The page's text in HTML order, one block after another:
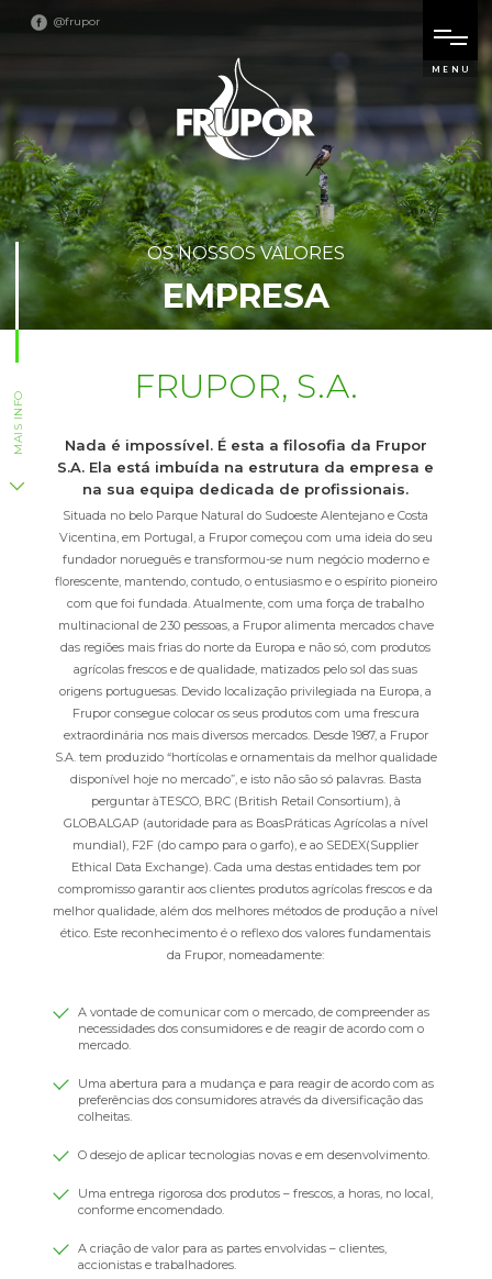
MENU
@frupor
OS NOSSOS VALORES
EMPRESA
MAIS INFO
FRUPOR, S.A.
Nada é impossível. É esta a filosofia da Frupor
S.A. Ela está imbuída na estrutura da empresa e
na sua equipa dedicada de profissionais.
Situada no belo Parque Natural do Sudoeste Alentejano e Costa
Vicentina, em Portugal, a Frupor começou com uma ideia do seu
fundador norueguês e transformou-se num negócio moderno e
florescente, mantendo, contudo, o entusiasmo e o espírito pioneiro
com que foi fundada. Atualmente, com uma força de trabalho
multinacional de 230 pessoas, a Frupor alimenta mercados chave
das regiões mais frias do norte da Europa e não só, com produtos
agrícolas frescos e de qualidade, matizados pelo sol das suas
origens portuguesas. Devido localização privilegiada na Europa, a
Frupor consegue colocar os seus produtos com uma frescura
extraordinária nos mais diversos mercados. Desde 1987, a Frupor
S.A. tem produzido “hortícolas e ornamentais da melhor qualidade
disponível hoje no mercado”, e isto não são só palavras. Basta
perguntar àTESCO, BRC (British Retail Consortium), à
GLOBALGAP (autoridade para as BoasPráticas Agrícolas a nível
mundial), F2F (do campo para o garfo), e ao SEDEX(Supplier
Ethical Data Exchange). Cada uma destas entidades tem por
compromisso garantir aos clientes produtos agrícolas frescos e da
melhor qualidade, além dos melhores métodos de produção a nível
ético. Este reconhecimento é o reflexo dos valores fundamentais
da Frupor, nomeadamente:
A vontade de comunicar com o mercado, de compreender as
necessidades dos consumidores e de reagir de acordo com o
mercado.
Uma abertura para a mudança e para reagir de acordo com as
preferências dos consumidores através da diversificação das
colheitas.
O desejo de aplicar tecnologias novas e em desenvolvimento.
Uma entrega rigorosa dos produtos – frescos, a horas, no local,
conforme encomendado.
A criação de valor para as partes envolvidas – clientes,
accionistas e trabalhadores.